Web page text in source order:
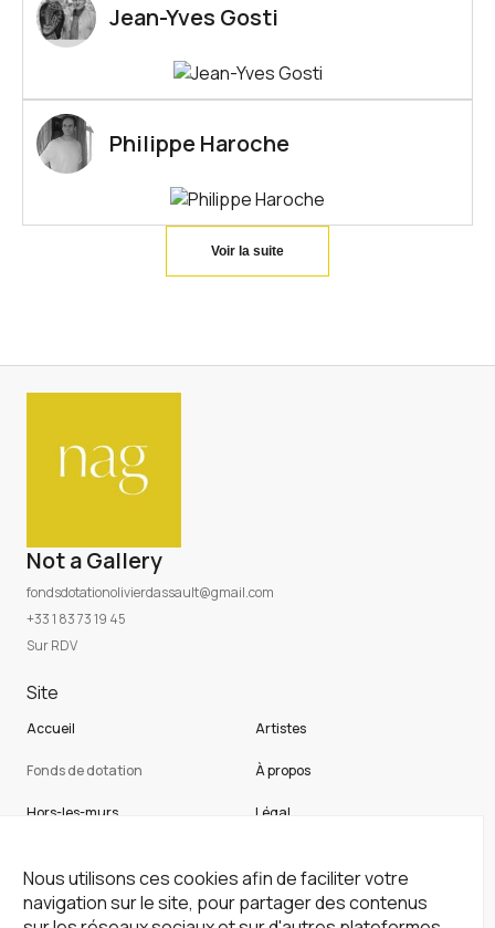
Nous utilisons ces cookies afin de faciliter votre
navigation sur le site, pour partager des contenus
Jean-Yves Gosti
Philippe Haroche
Voir la suite
Not a Gallery
fondsdotationolivierdassault@gmail.com
+33 1 83 73 19 45
Sur RDV
Site
Accueil
Fonds de dotation
Hors-les-murs
Artistes
À propos
Légal
Newsletter